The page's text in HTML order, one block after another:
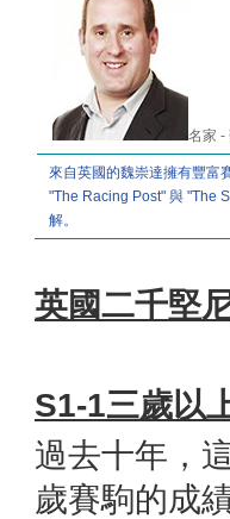
名家 -
來自英國的魏崇達擁有豐富
"The Racing Post" 與 "The
解。
英國二千堅
S1-1三歲以
過去十年，
歲賽駒的成